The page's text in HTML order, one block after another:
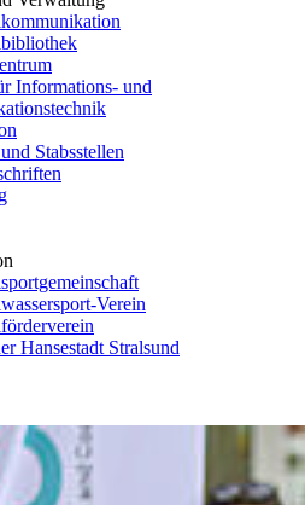
Informations- und
Stabsstellen
Verein
Hansestadt Stralsund